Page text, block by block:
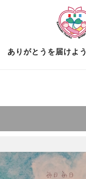
ありがとうを届けよう